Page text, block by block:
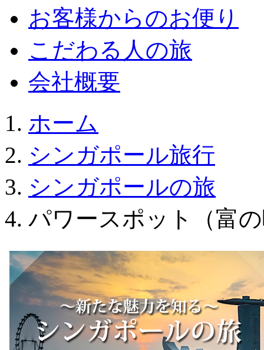
お客様からのお便り
こだわる人の旅
会社概要
ホーム
シンガポール旅行
シンガポールの旅
パワースポット（富